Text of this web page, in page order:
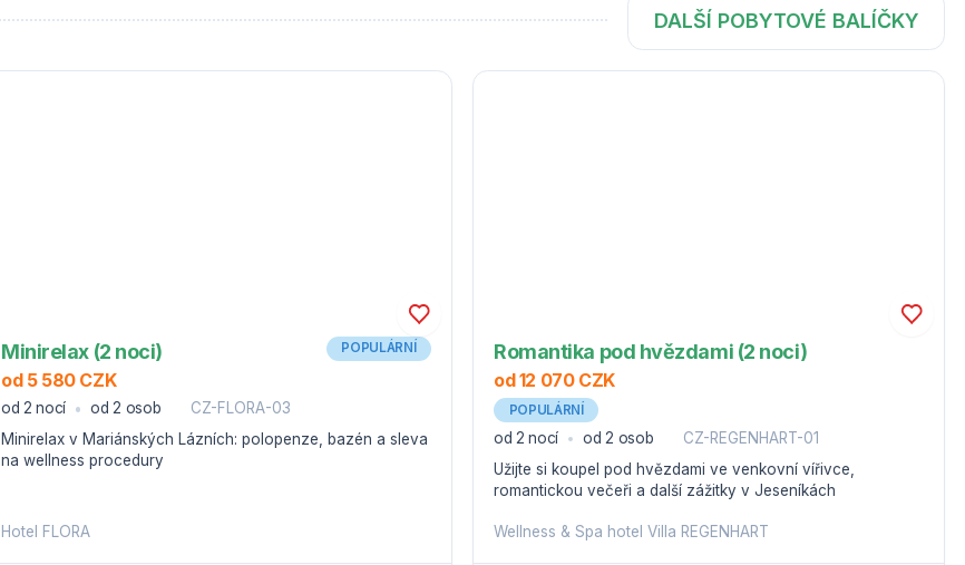
DALŠÍ POBYTOVÉ BALÍČKY
Minirelax (2 noci)
od 5 580 CZK
POPULÁRNÍ
od 2 nocí od 2 osob
CZ-FLORA-03
Minirelax v Mariánských Lázních: polopenze, bazén a sleva
na wellness procedury
Hotel FLORA
Romantika pod hvězdami (2 noci)
od 12 070 CZK
POPULÁRNÍ
od 2 nocí od 2 osob
CZ-REGENHART-01
Užijte si koupel pod hvězdami ve venkovní vířivce,
romantickou večeři a další zážitky v Jeseníkách
Wellness & Spa hotel Villa REGENHART